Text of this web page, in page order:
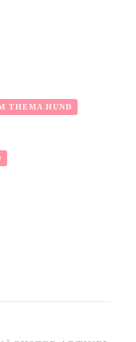
THEMA HUND